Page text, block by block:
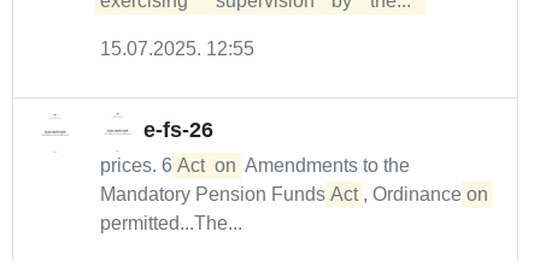
15.07.2025. 12:55
e-fs-26
prices. 6 Act on Amendments to the
Mandatory Pension Funds Act , Ordinance on
permitted...The...